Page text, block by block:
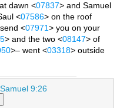
dawn <07837> and Samuel
<07586> on the roof
<07971> you on your
> and the two <08147> of
>– went <03318> outside
9:26